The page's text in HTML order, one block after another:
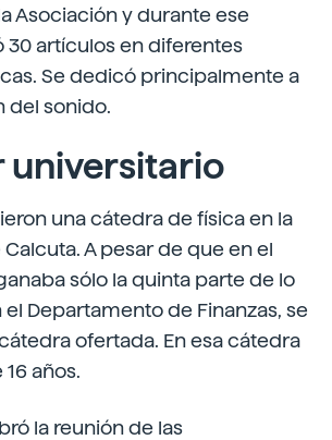
Asociación y durante ese
artículos en diferentes
Se dedicó principalmente a
del sonido.
universitario
una cátedra de física en la
A pesar de que en el
sólo la quinta parte de lo
Departamento de Finanzas, se
ofertada. En esa cátedra
años.
la reunión de las